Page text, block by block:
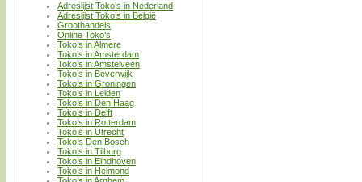
Adreslijst Toko’s in Nederland
Adreslijst Toko’s in België
Groothandels
Online Toko’s
Toko’s in Almere
Toko’s in Amsterdam
Toko’s in Amstelveen
Toko’s in Beverwijk
Toko’s in Groningen
Toko’s in Leiden
Toko’s in Den Haag
Toko’s in Delft
Toko’s in Rotterdam
Toko’s in Utrecht
Toko’s Den Bosch
Toko’s in Tilburg
Toko’s in Eindhoven
Toko’s in Helmond